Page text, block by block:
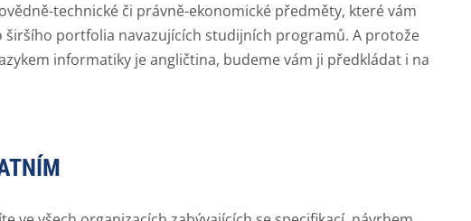
technické či právně-ekonomické předměty, které vám
širšího portfolia navazujících studijních programů. A protože
informatiky je angličtina, budeme vám ji předkládat i na